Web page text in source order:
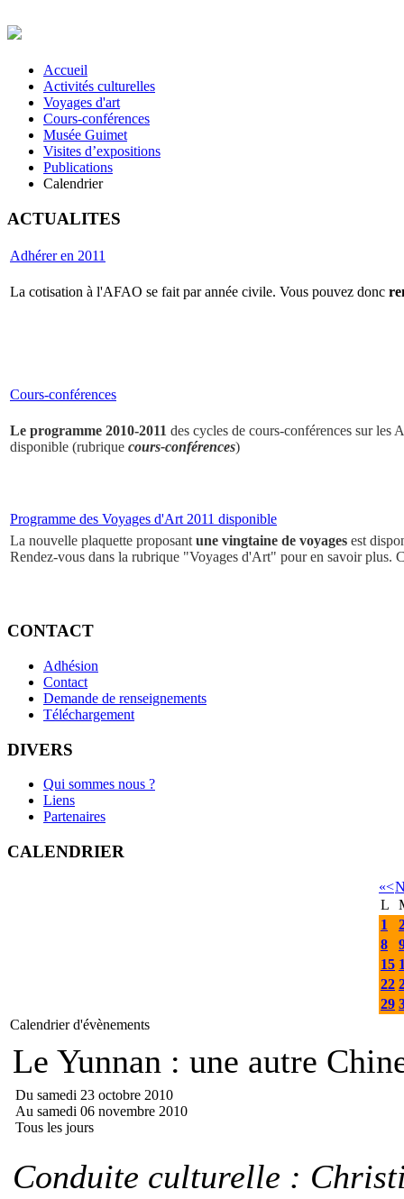
Accueil
Activités culturelles
Voyages d'art
Cours-conférences
Musée Guimet
Visites d’expositions
Publications
Calendrier
ACTUALITES
Adhérer en 2011
La cotisation à l'AFAO se fait par année civile. Vous pouvez donc
Cours-conférences
Le programme 2010-2011 des cycles de cours-conférences sur
disponible (rubrique cours-conférences)
Programme des Voyages d'Art 2011 disponible
La nouvelle plaquette proposantune vingtaine de voyages est
Rendez-vous dans la rubrique "Voyages d'Art" pour en savoir plus.
CONTACT
Adhésion
Contact
Demande de renseignements
Téléchargement
DIVERS
Qui sommes nous ?
Liens
Partenaires
CALENDRIER
«<
L
1
8
15
22
29
Calendrier d'évènements
Le Yunnan : une autre
Du samedi 23 octobre 2010
Au samedi 06 novembre 2010
Tous les jours
Conduite culturelle :